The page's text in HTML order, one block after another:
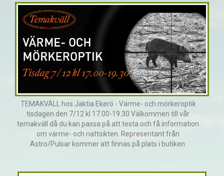
TEMAKVÄLL hos Jaktia Ekerö - Värme- och mörkeroptik
tisdagen den 7/12 kl 17.00-19.30 Välkommen till vår
temakväll då du kan passa på att testa och få information
om värme- och nattsikten. Representant från
Astro/Pulsar kommer att finnas på plats i butiken.